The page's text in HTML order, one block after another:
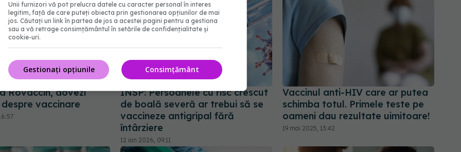
Rovaccin, dovezi
vaccinare
INSP: Persoanele cu risc crescut
de boală severă ar trebui să se
vaccineze antigripal fără
întârziere
12 ian 2026, 09:11
Vaccinul anti-HIV care ar putea
schimba totul. Primele teste pe
oameni dau rezultate uimitoare!
19 mai 2025, 13:42
Unii furnizori vă pot prelucra datele cu caracter personal în interes
legitim, față de care puteți obiecta prin gestionarea opțiunilor de mai
jos. Căutați un link în partea de jos a acestei pagini pentru a gestiona
sau a vă retrage consimțământul în setările de confidențialitate și
cookie-uri.
Consimțământ
Gestionați opțiunile